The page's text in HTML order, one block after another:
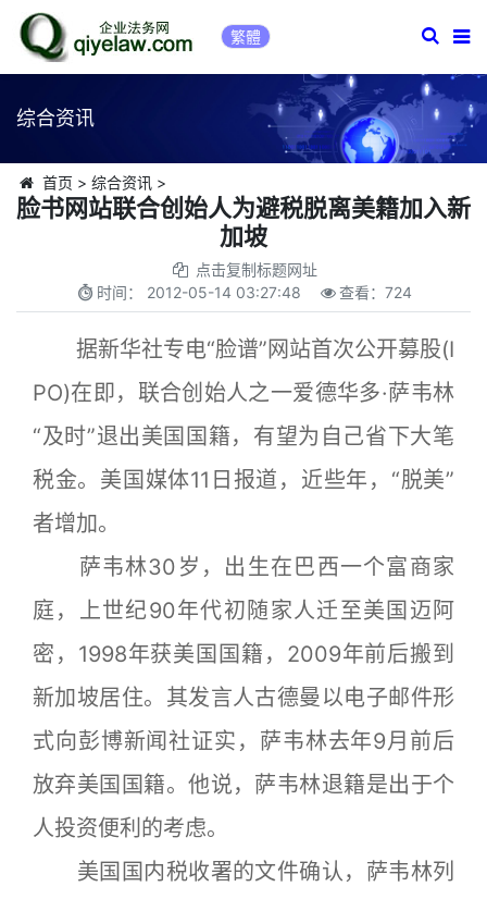
繁體
综合资讯
首页 > 综合资讯>
脸书网站联合创始人为避税脱离美籍加入新
加坡
点击复制标题网址
时间： 2012-05-14 03:27:48 查看：724
据新华社专电“脸谱”网站首次公开募股(I
PO)在即，联合创始人之一爱德华多·萨韦林
“及时”退出美国国籍，有望为自己省下大笔
税金。美国媒体11日报道，近些年，“脱美”
者增加。
萨韦林30岁，出生在巴西一个富商家
庭，上世纪90年代初随家人迁至美国迈阿
密，1998年获美国国籍，2009年前后搬到
新加坡居住。其发言人古德曼以电子邮件形
式向彭博新闻社证实，萨韦林去年9月前后
放弃美国国籍。他说，萨韦林退籍是出于个
人投资便利的考虑。
美国国内税收署的文件确认，萨韦林列